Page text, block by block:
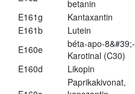
betanin
E161g
Kantaxantin
E161b
Lutein
E160e
béta-apo-8&#39;-
Karotinal (C30)
E160d
Likopin
Paprikakivonat,